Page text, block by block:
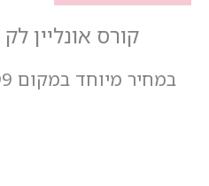
קורס אונליין
במחיר מיוחד במקום 699 ש״ח